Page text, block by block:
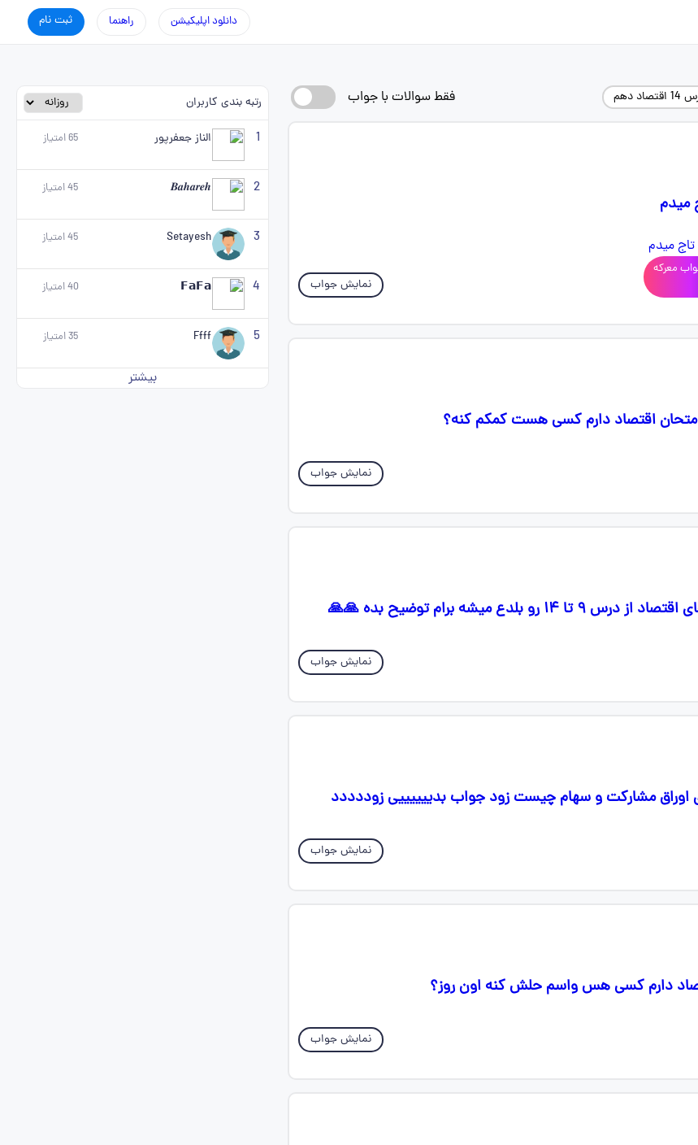
ثبت نام راهنما دانلود اپلیکیشن
دهم فقط سوالات با جواب
میدم
معرکه
نمایش جواب
نمایش جواب
بلدع میشه برام توضیح بده 🙏🙏
نمایش جواب
اوراق مشارکت و سهام چیست زود جواب بدییییییی زوددددد
نمایش جواب
دارم کسی هس واسم حلش کنه اون روز؟
نمایش جواب
رتبه بندی کاربران
1 الناز جعفرپور 65امتیاز
2
𝑩𝒂𝒉𝒂𝒓𝒆𝒉
45امتیاز
3
Setayesh
45امتیاز
4
𝗙𝗮𝗙𝗮
40امتیاز
5
Ffff
35امتیاز
بیشتر